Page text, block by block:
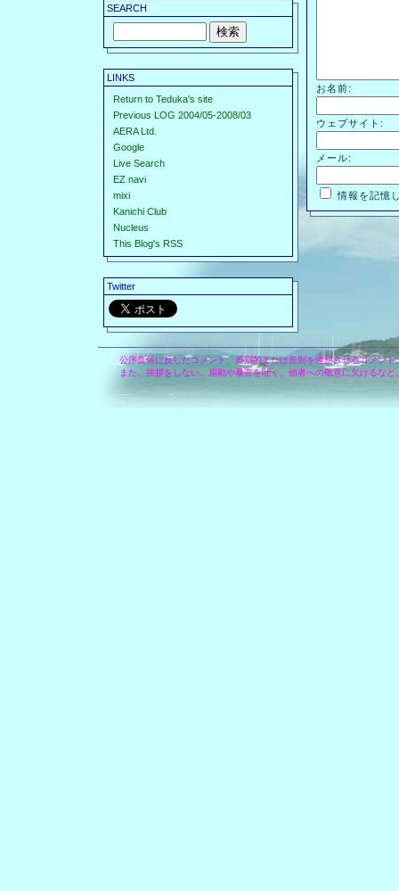
SEARCH
LINKS
Return to Teduka's site
Previous LOG 2004/05-2008/03
AERA Ltd.
Google
Live Search
EZ navi
mixi
Kanichi Club
Nucleus
This Blog's RSS
Twitter
お名前:
ウェブサイト:
メール:
情報を記憶
公序良俗に反したコメント、差別的または差別を連想させるコメン
また、挨拶をしない、扇動や暴言を吐く、他者への敬意に欠けるな